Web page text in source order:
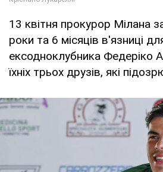
13 квітня прокурор Мілана
роки та 6 місяців в'язниці
ексодноклубника Федеріко
їхніх трьох друзів, які